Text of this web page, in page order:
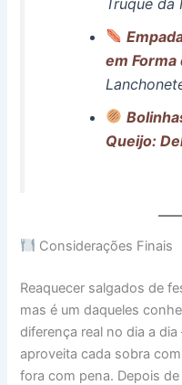
em Forma
Queijo:
Considerações Finais
Reaquecer salgados de
mas é um daqueles
diferença real no dia a
aproveita cada sobra
fora com pena. Depois